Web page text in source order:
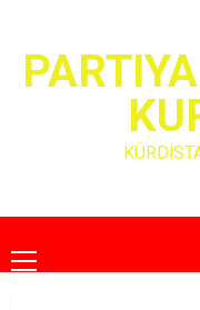
content
Primary
Menu